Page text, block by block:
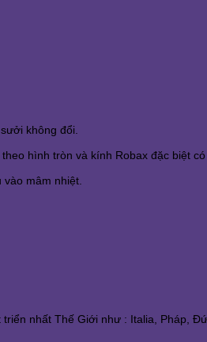
không đổi.
hình tròn và kính Robax đặc biệt
mâm nhiệt.
nhất Thế Giới như : Italia, Pháp,